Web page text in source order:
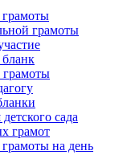
грамоты
грамоты
сада
грамот
на день